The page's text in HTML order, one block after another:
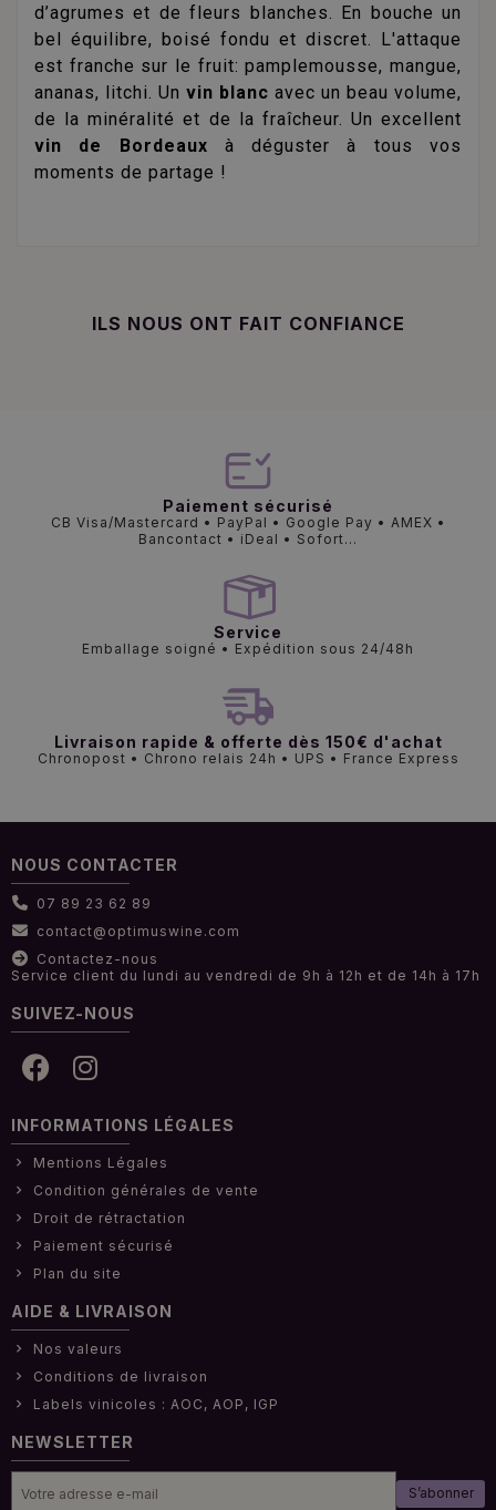
d’agrumes et de fleurs blanches. En bouche un
bel équilibre, boisé fondu et discret. L'attaque
est franche sur le fruit: pamplemousse, mangue,
ananas, litchi. Un vin blanc avec un beau volume,
de la minéralité et de la fraîcheur. Un excellent
vin de Bordeaux à déguster à tous vos
moments de partage !
ILS NOUS ONT FAIT CONFIANCE
Paiement sécurisé
CB Visa/Mastercard • PayPal • Google Pay • AMEX •
Bancontact • iDeal • Sofort...
Service
Emballage soigné • Expédition sous 24/48h
Livraison rapide & offerte dès 150€ d'achat
Chronopost • Chrono relais 24h • UPS • France Express
NOUS CONTACTER
07 89 23 62 89
contact@optimuswine.com
Contactez-nous
Service client du lundi au vendredi de 9h à 12h et de 14h à 17h
SUIVEZ-NOUS
INFORMATIONS LÉGALES
Mentions Légales
Condition générales de vente
Droit de rétractation
Paiement sécurisé
Plan du site
AIDE & LIVRAISON
Nos valeurs
Conditions de livraison
Labels vinicoles : AOC, AOP, IGP
NEWSLETTER
S’abonner